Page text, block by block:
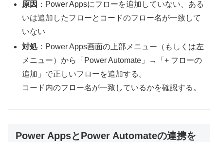
原因 ：Power Appsにフローを追加していない、ある
いは追加したフローとコードのフロー名が一致して
いない
対処 ：Power Apps画面の上部メニュー（もしくは左
メニュー）から「Power Automate」→「+ フローの
追加」で正しいフローを追加する。
コード内のフロー名が一致しているかを確認する。
Power AppsとPower Automateの連携を